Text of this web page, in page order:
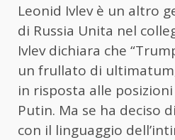
Leonid Ivlev è un altro
di Russia Unita nel
Ivlev dichiara che
un frullato di
in risposta alle
Putin. Ma se ha deciso
con il linguaggio